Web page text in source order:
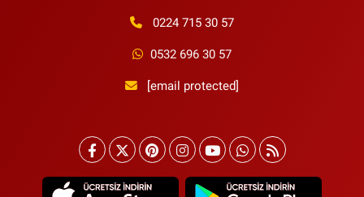
0224 715 30 57
0532 696 30 57
[email protected]